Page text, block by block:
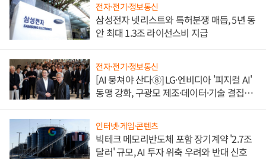
전자·전기·정보통신
삼성전자 넷리스트와 특허분쟁 매듭, 5년 동
안 최대 1.3조 라이선스비 지급
전자·전기·정보통신
[AI 뭉쳐야 산다⑧] LG·엔비디아 '피지컬 AI'
동맹 강화, 구광모 제조·데이터·기술 결집
인터넷·게임·콘텐츠
빅테크 메모리반도체 포함 장기계약 '2.7조
달러' 규모, AI 투자 위축 우려와 반대 신호